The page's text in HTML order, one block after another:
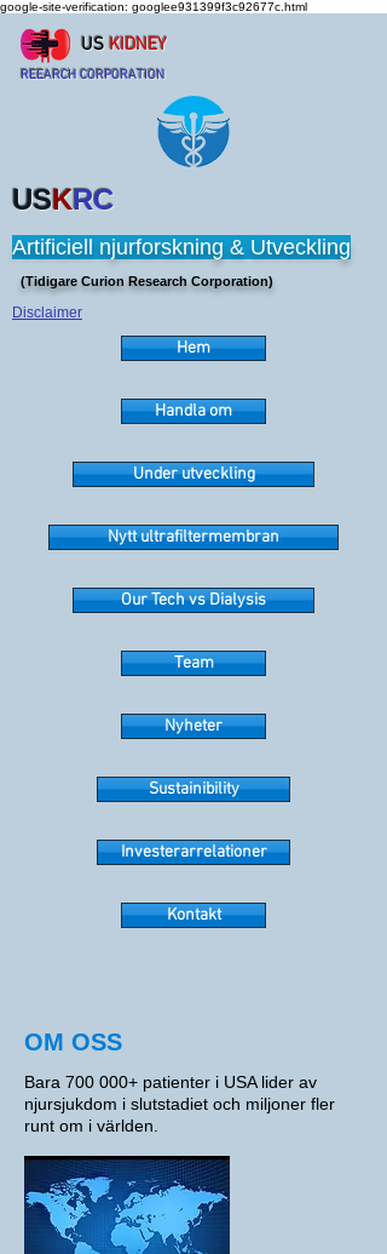
google-site-verification: googlee931399f3c92677c.html
US KIDNEY
REEARCH CORPORATION
(Tidigare Curion Research Corporation)
USKRC
Artificiell njurforskning & Utveckling
Disclaimer
Hem
Handla om
Under utveckling
Nytt ultrafiltermembran
Our Tech vs Dialysis
Team
Nyheter
Sustainibility
Investerarrelationer
Kontakt
OM OSS
Bara 700 000+ patienter i USA lider av
njursjukdom i slutstadiet och miljoner fler
runt om i världen.